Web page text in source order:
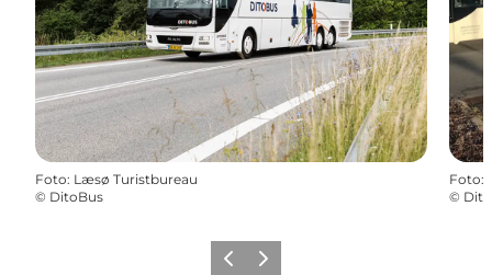
Foto: Læsø Turistbureau
© DitoBus
Foto:
©
Forrige billede
Næste billede